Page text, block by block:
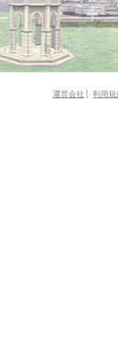
運営会社 利用規